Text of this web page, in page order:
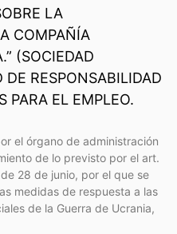
LA
COMPAÑÍA
(SOCIEDAD
RESPONSABILIDAD
PARA EL EMPLEO.
el órgano de administración
de lo previsto por el art.
28 de junio, por el que se
medidas de respuesta a las
de la Guerra de Ucrania,